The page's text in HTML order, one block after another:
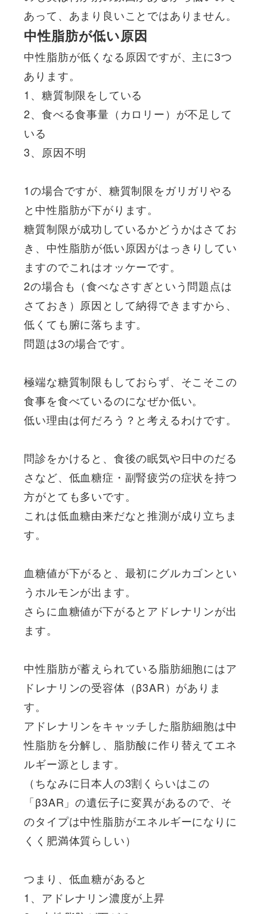
あって、あまり良いことではありません。
中性脂肪が低い原因
中性脂肪が低くなる原因ですが、主に3つ
あります。
1、糖質制限をしている
2、食べる食事量（カロリー）が不足して
いる
3、原因不明
1の場合ですが、糖質制限をガリガリやる
と中性脂肪が下がります。
糖質制限が成功しているかどうかはさてお
き、中性脂肪が低い原因がはっきりしてい
ますのでこれはオッケーです。
2の場合も（食べなさすぎという問題点は
さておき）原因として納得できますから、
低くても腑に落ちます。
問題は3の場合です。
極端な糖質制限もしておらず、そこそこの
食事を食べているのになぜか低い。
低い理由は何だろう？と考えるわけです。
問診をかけると、食後の眠気や日中のだる
さなど、低血糖症・副腎疲労の症状を持つ
方がとても多いです。
これは低血糖由来だなと推測が成り立ちま
す。
血糖値が下がると、最初にグルカゴンとい
うホルモンが出ます。
さらに血糖値が下がるとアドレナリンが出
ます。
中性脂肪が蓄えられている脂肪細胞にはア
ドレナリンの受容体（β3AR）がありま
す。
アドレナリンをキャッチした脂肪細胞は中
性脂肪を分解し、脂肪酸に作り替えてエネ
ルギー源とします。
（ちなみに日本人の3割くらいはこの
「β3AR」の遺伝子に変異があるので、そ
のタイプは中性脂肪がエネルギーになりに
くく肥満体質らしい）
つまり、低血糖があると
1、アドレナリン濃度が上昇